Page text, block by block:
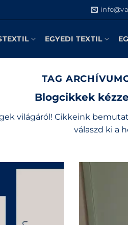
EGYEDI TEXTIL
TAG
Blogcikkek
világáról! Cikkeink
válaszd ki a